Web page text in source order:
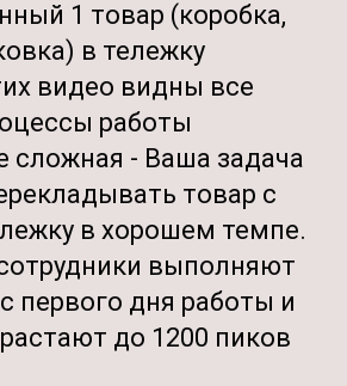
1 товар (коробка,
в тележку
видео видны все
работы
сложная - Ваша задача
товар с
в хорошем темпе.
выполняют
первого дня работы и
до 1200 пиков